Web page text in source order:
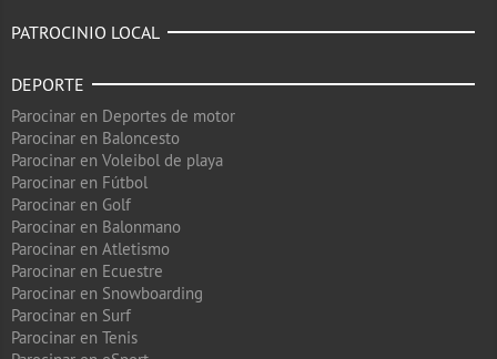
PATROCINIO LOCAL
DEPORTE
Parocinar en Deportes de motor
Parocinar en Baloncesto
Parocinar en Voleibol de playa
Parocinar en Fútbol
Parocinar en Golf
Parocinar en Balonmano
Parocinar en Atletismo
Parocinar en Ecuestre
Parocinar en Snowboarding
Parocinar en Surf
Parocinar en Tenis